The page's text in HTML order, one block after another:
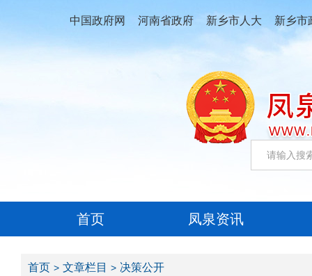
中国政府网 河南省政府 新乡市人大 新乡市
首页 凤泉资讯
首页 文章栏目 决策公开